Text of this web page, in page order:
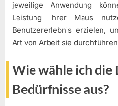
jeweilige Anwendung
Leistung ihrer Maus
Benutzererlebnis erzielen,
Art von Arbeit sie
Wie wähle ich die
Bedürfnisse aus?